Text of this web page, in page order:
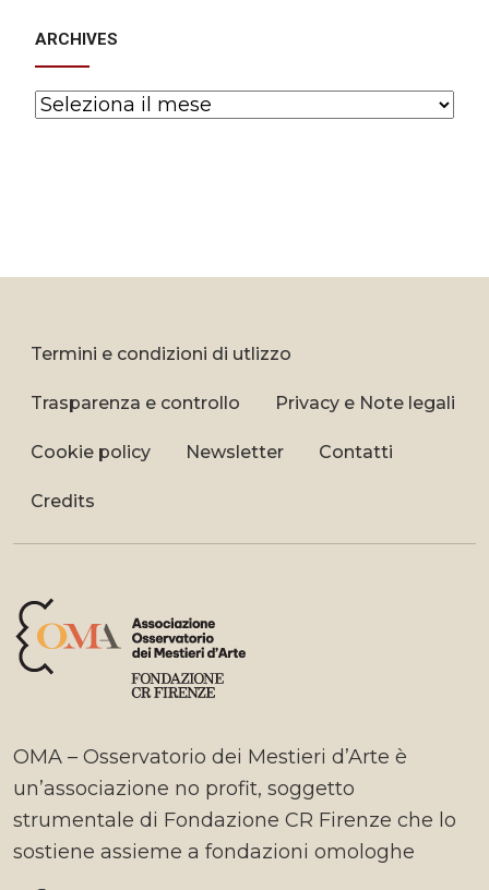
ARCHIVES
Archives
Termini e condizioni di utlizzo
Trasparenza e controllo Privacy e Note legali
Cookie policy Newsletter Contatti
Credits
OMA – Osservatorio dei Mestieri d’Arte è
un’associazione no profit, soggetto
strumentale di Fondazione CR Firenze che lo
sostiene assieme a fondazioni omologhe